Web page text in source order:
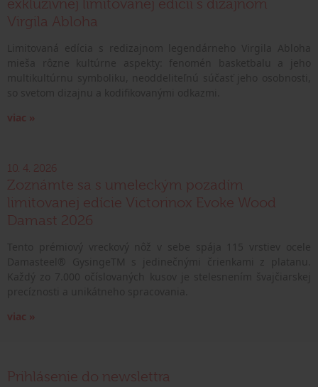
exkluzívnej limitovanej edícii s dizajnom
Virgila Abloha
viac »
10. 4. 2026
Zoznámte sa s umeleckým pozadím
limitovanej edície Victorinox Evoke Wood
Damast 2026
viac »
Prihlásenie do newslettra